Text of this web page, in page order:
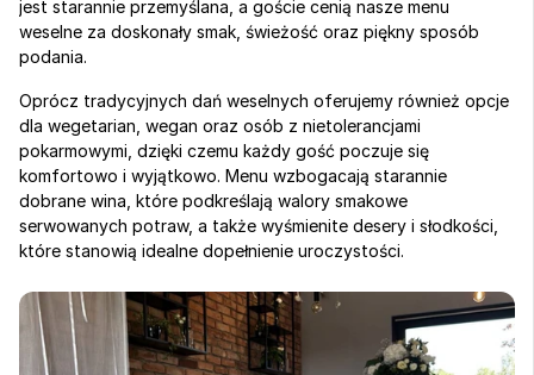
jest starannie przemyślana, a goście cenią nasze menu
weselne za doskonały smak, świeżość oraz piękny sposób
podania.
Oprócz tradycyjnych dań weselnych oferujemy również opcje
dla wegetarian, wegan oraz osób z nietolerancjami
pokarmowymi, dzięki czemu każdy gość poczuje się
komfortowo i wyjątkowo. Menu wzbogacają starannie
dobrane wina, które podkreślają walory smakowe
serwowanych potraw, a także wyśmienite desery i słodkości,
które stanowią idealne dopełnienie uroczystości.